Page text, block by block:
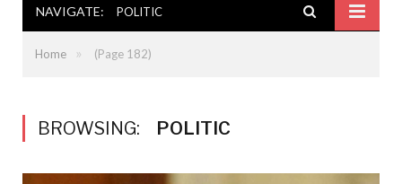
NAVIGATE: POLITIC
Home » (Page 182)
BROWSING: POLITIC